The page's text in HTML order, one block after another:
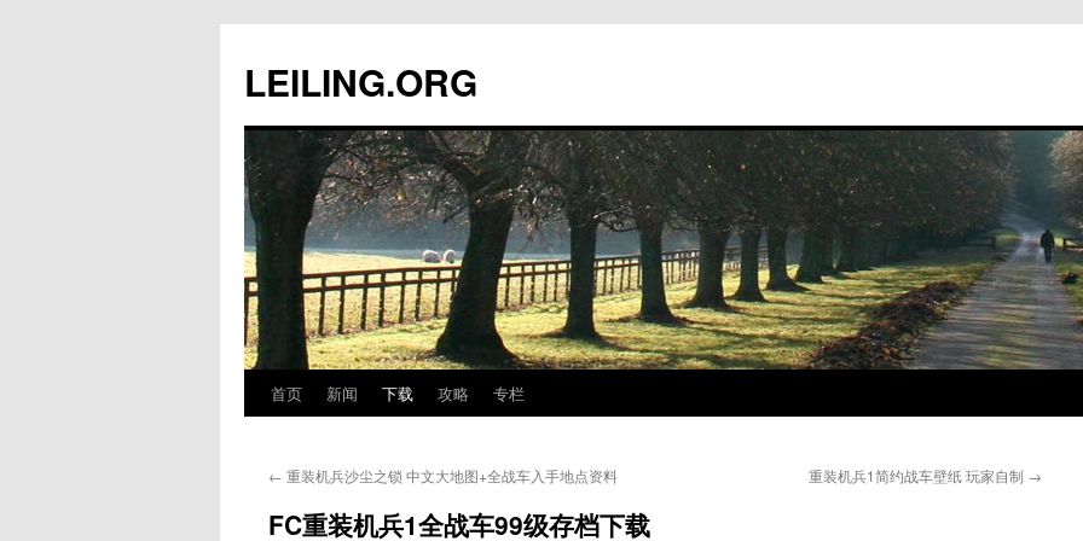
文
LEILING.ORG
首页 新闻 下载 攻略 专栏
← 重装机兵沙尘之锁 中文大地图+全战车入手地点资料 重装机兵1简约战车壁纸 玩家自制 →
FC重装机兵1全战车99级存档下载